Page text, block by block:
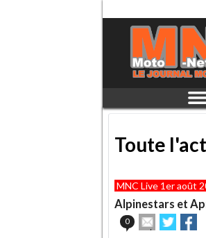
Toute
MNC Live 1er août
Alpinestars et
0
Envoyer
cet sur sur